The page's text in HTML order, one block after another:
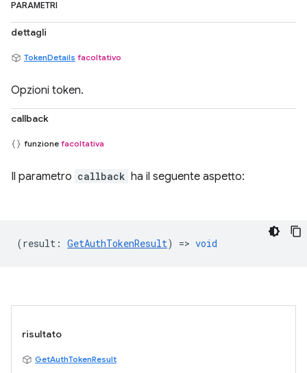
PARAMETRI
dettagli
TokenDetails facoltativo
Opzioni token.
callback
funzione facoltativa
Il parametro callback ha il seguente aspetto:
(result : GetAuthTokenResult) => void
risultato
GetAuthTokenResult